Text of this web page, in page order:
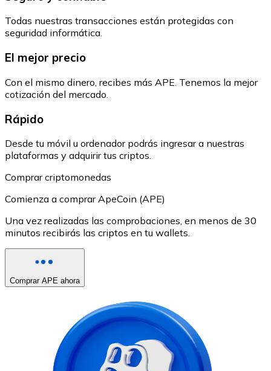
Todas nuestras transacciones están protegidas con
seguridad informática.
El mejor precio
Con el mismo dinero, recibes más APE. Tenemos la mejor
cotización del mercado.
Rápido
Desde tu móvil u ordenador podrás ingresar a nuestras
plataformas y adquirir tus criptos.
Comprar criptomonedas
Comienza a comprar ApeCoin (APE)
Una vez realizadas las comprobaciones, en menos de 30
minutos recibirás las criptos en tu wallets.
Comprar APE ahora